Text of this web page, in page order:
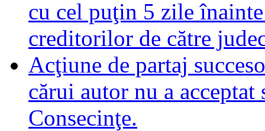
cu cel puţin 5 zile
creditorilor de către
Acţiune de partaj
cărui autor nu a
Consecinţe.